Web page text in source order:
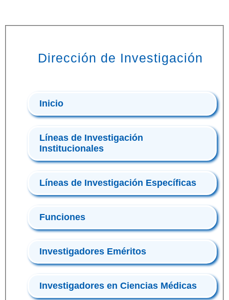
Dirección de Investigación
Inicio
Líneas de Investigación
Institucionales
Líneas de Investigación Específicas
Funciones
Investigadores Eméritos
Investigadores en Ciencias Médicas